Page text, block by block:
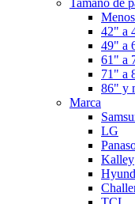
42" a
49" a
61" a
71" a
86" y
Marca
LG
Kalley